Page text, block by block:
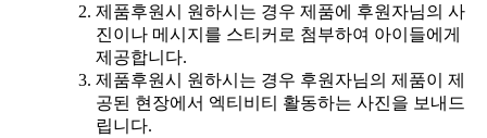
제품후원시 원하시는 경우 제품에 후원자님의 사
진이나 메시지를 스티커로 첨부하여 아이들에게
제공합니다.
제품후원시 원하시는 경우 후원자님의 제품이 제
공된 현장에서 엑티비티 활동하는 사진을 보내드
립니다.